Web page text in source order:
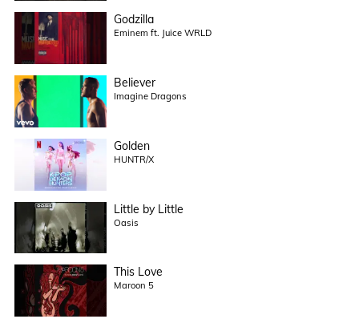
Godzilla
Eminem ft. Juice WRLD
Believer
Imagine Dragons
Golden
HUNTR/X
Little by Little
Oasis
This Love
Maroon 5